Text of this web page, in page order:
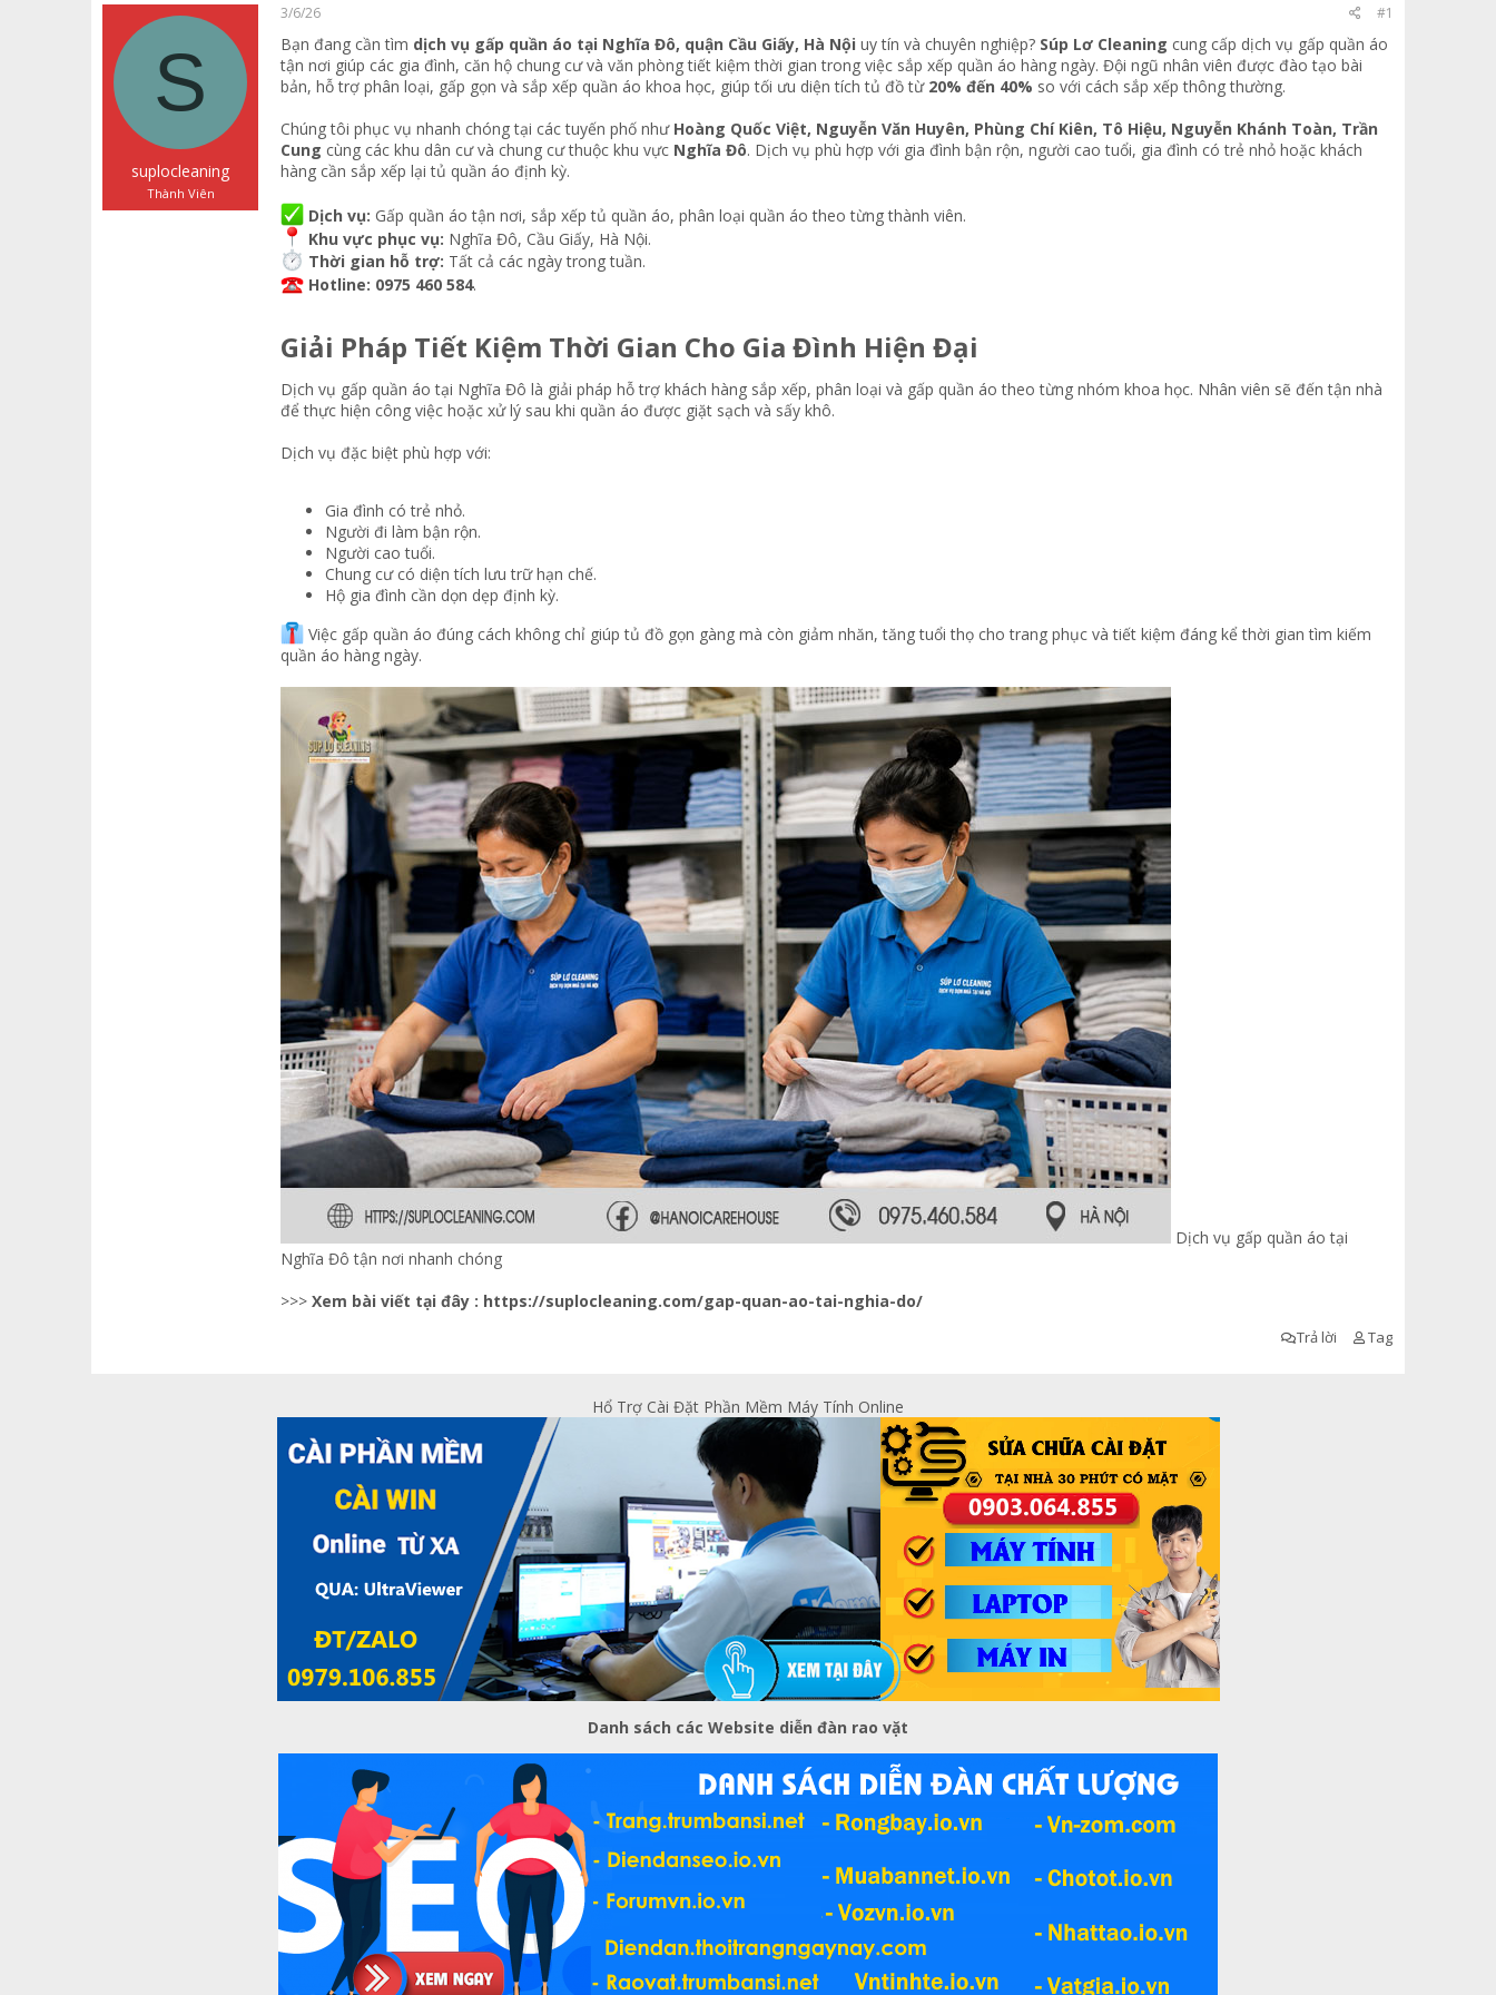
a
d
e
r
i
S
suplocleaning
Thành Viên
3/6/26 #1
Bạn đang cần tìm dịch vụ gấp quần áo tại Nghĩa Đô, quận Cầu Giấy, Hà Nội uy tín và chuyên nghiệp? Súp Lơ Cleaning cung cấp dịch vụ gấp quần áo
tận nơi giúp các gia đình, căn hộ chung cư và văn phòng tiết kiệm thời gian trong việc sắp xếp quần áo hàng ngày. Đội ngũ nhân viên được đào tạo bài
bản, hỗ trợ phân loại, gấp gọn và sắp xếp quần áo khoa học, giúp tối ưu diện tích tủ đồ từ 20% đến 40% so với cách sắp xếp thông thường.
Chúng tôi phục vụ nhanh chóng tại các tuyến phố như Hoàng Quốc Việt, Nguyễn Văn Huyên, Phùng Chí Kiên, Tô Hiệu, Nguyễn Khánh Toàn, Trần
Cung cùng các khu dân cư và chung cư thuộc khu vực Nghĩa Đô. Dịch vụ phù hợp với gia đình bận rộn, người cao tuổi, gia đình có trẻ nhỏ hoặc khách
hàng cần sắp xếp lại tủ quần áo định kỳ.
Dịch vụ: Gấp quần áo tận nơi, sắp xếp tủ quần áo, phân loại quần áo theo từng thành viên.
Khu vực phục vụ: Nghĩa Đô, Cầu Giấy, Hà Nội.
Thời gian hỗ trợ: Tất cả các ngày trong tuần.
Hotline: 0975 460 584.
Giải Pháp Tiết Kiệm Thời Gian Cho Gia Đình Hiện Đại​
Dịch vụ gấp quần áo tại Nghĩa Đô là giải pháp hỗ trợ khách hàng sắp xếp, phân loại và gấp quần áo theo từng nhóm khoa học. Nhân viên sẽ đến tận nhà
để thực hiện công việc hoặc xử lý sau khi quần áo được giặt sạch và sấy khô.
Dịch vụ đặc biệt phù hợp với:
Gia đình có trẻ nhỏ.
Người đi làm bận rộn.
Người cao tuổi.
Chung cư có diện tích lưu trữ hạn chế.
Hộ gia đình cần dọn dẹp định kỳ.
Việc gấp quần áo đúng cách không chỉ giúp tủ đồ gọn gàng mà còn giảm nhăn, tăng tuổi thọ cho trang phục và tiết kiệm đáng kể thời gian tìm kiếm
quần áo hàng ngày.
Dịch vụ gấp quần áo tại
Nghĩa Đô tận nơi nhanh chóng
>>> Xem bài viết tại đây : https://suplocleaning.com/gap-quan-ao-tai-nghia-do/
Trả lời Tag
Hổ Trợ Cài Đặt Phần Mềm Máy Tính Online
Danh sách các Website diễn đàn rao vặt